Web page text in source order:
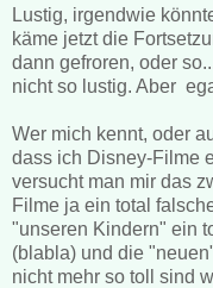
Lustig, irgendwie
käme jetzt die
dann gefroren, oder
nicht so lustig. Aber
Wer mich kennt, oder
dass ich Disney-Filme
versucht man mir das
Filme ja ein total
"unseren Kindern" ein
(blabla) und die
nicht mehr so toll sind